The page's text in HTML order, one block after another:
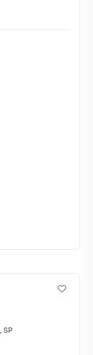
, SP